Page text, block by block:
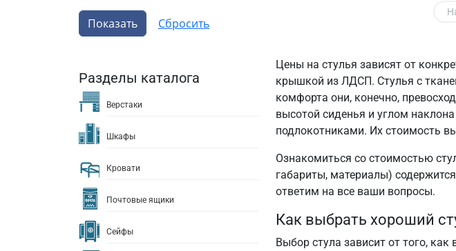
Разделы каталога
Верстаки
Шкафы
Кровати
Почтовые ящики
Сейфы
Цены на стулья зависят от
крышкой из ЛДСП. Стулья с
комфорта они, конечно,
высотой сиденья и углом
подлокотниками. Их стоимость
Ознакомиться со стоимостью
габариты, материалы)
ответим на все ваши вопросы.
Как выбрать хороший
Выбор стула зависит от того,